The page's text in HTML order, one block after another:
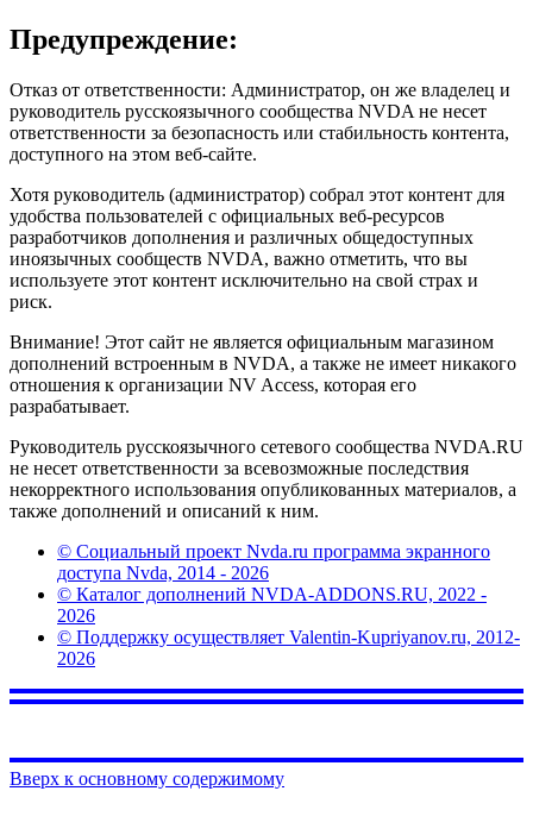
Предупреждение:
Отказ от ответственности: Администратор, он же владелец и
руководитель русскоязычного сообщества NVDA не несет
ответственности за безопасность или стабильность контента,
доступного на этом веб-сайте.
Хотя руководитель (администратор) собрал этот контент для
удобства пользователей с официальных веб-ресурсов
разработчиков дополнения и различных общедоступных
иноязычных сообществ NVDA, важно отметить, что вы
используете этот контент исключительно на свой страх и
риск.
Внимание! Этот сайт не является официальным магазином
дополнений встроенным в NVDA, а также не имеет никакого
отношения к организации NV Access, которая его
разрабатывает.
Руководитель русскоязычного сетевого сообщества NVDA.RU
не несет ответственности за всевозможные последствия
некорректного использования опубликованных материалов, а
также дополнений и описаний к ним.
© Социальный проект Nvda.ru программа экранного
доступа Nvda, 2014 - 2026
© Каталог дополнений NVDA-ADDONS.RU, 2022 -
2026
© Поддержку осуществляет Valentin-Kupriyanov.ru, 2012-
2026
Вверх к основному содержимому